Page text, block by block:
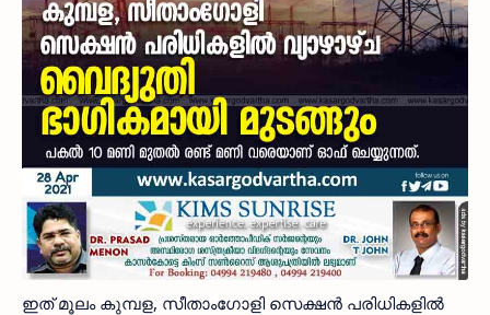
ഇത് മൂലം കുമ്പള, സീതാംഗോളി സെക്ഷൻ പരിധികളിൽ